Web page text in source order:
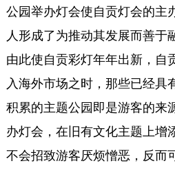
公园举办灯会使自贡灯会的主
人形成了为推动其发展而善于
由此使自贡彩灯年年出新，自
入海外市场之时，那些已经具
积累的主题公园即是游客的来
办灯会，在旧有文化主题上增
不会招致游客厌烦憎恶，反而